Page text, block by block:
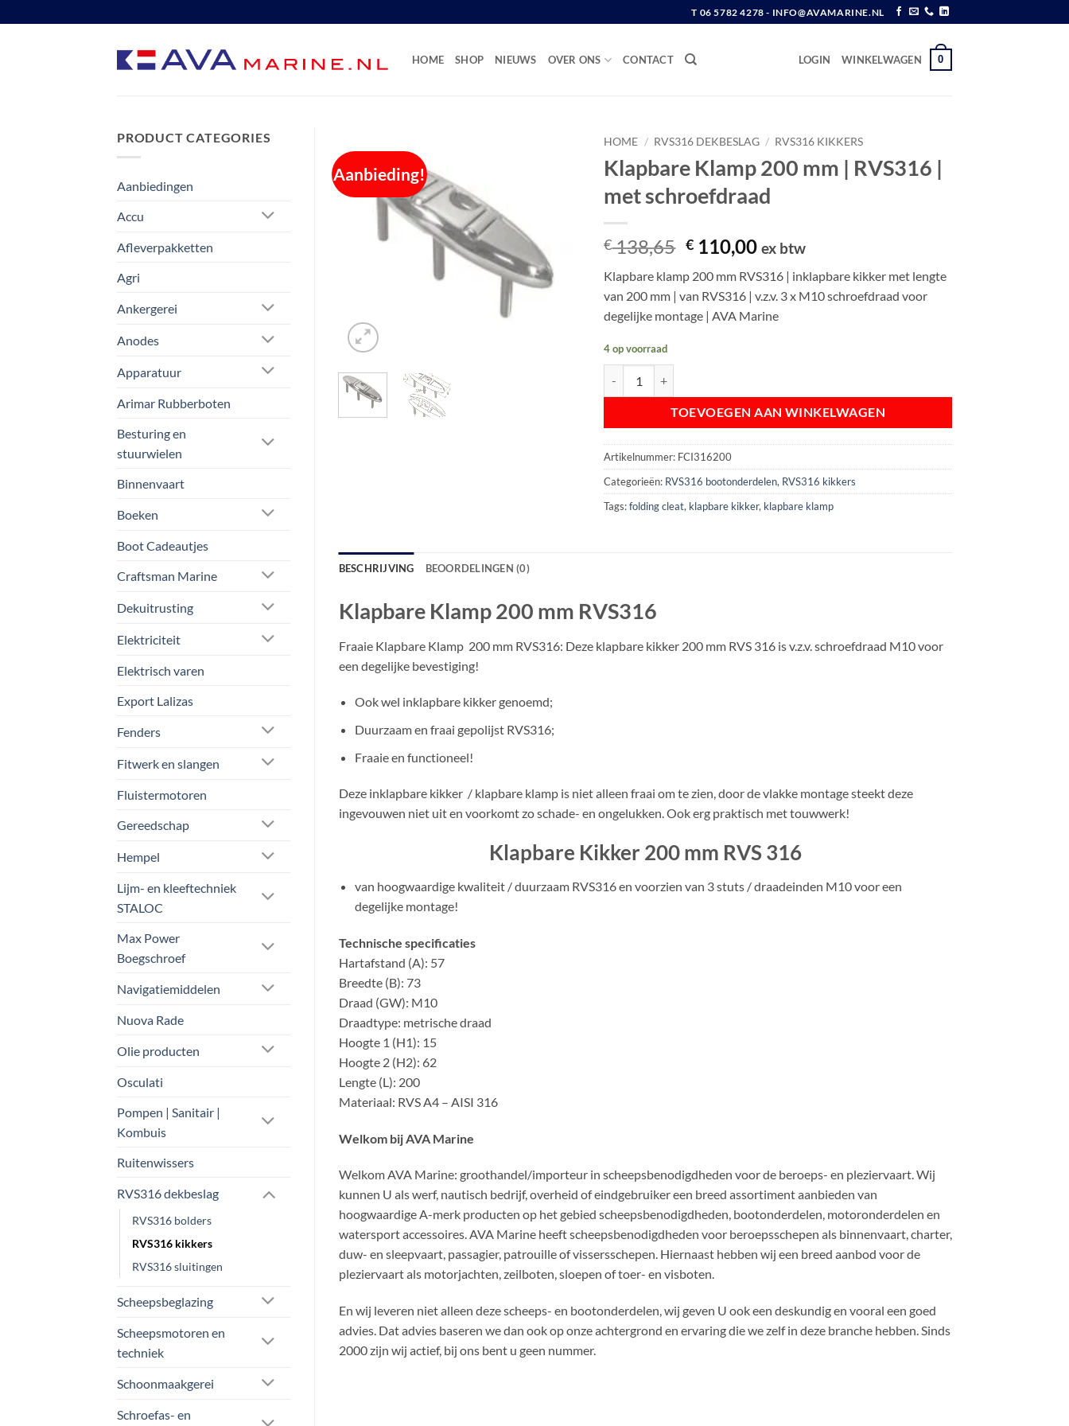
naar
T 06 5782 4278 - INFO@AVAMARINE.NL
HOME SHOP NIEUWS OVER ONS CONTACT LOGIN WINKELWAGEN 0
PRODUCT CATEGORIES
Aanbiedingen
Accu
Afleverpakketten
Agri
Ankergerei
Anodes
Apparatuur
Arimar Rubberboten
Besturing en
stuurwielen
Binnenvaart
Boeken
Boot Cadeautjes
Craftsman Marine
Dekuitrusting
Elektriciteit
Elektrisch varen
Export Lalizas
Fenders
Fitwerk en slangen
Fluistermotoren
Gereedschap
Hempel
Lijm- en kleeftechniek
STALOC
Max Power
Boegschroef
Navigatiemiddelen
Nuova Rade
Olie producten
Osculati
Pompen | Sanitair |
Kombuis
Ruitenwissers
RVS316 dekbeslag
RVS316 bolders
RVS316 kikkers
RVS316 sluitingen
Scheepsbeglazing
Scheepsmotoren en
techniek
Schoonmaakgerei
Schroefas- en
Aanbieding!
HOME / RVS316 DEKBESLAG / RVS316 KIKKERS
Klapbare Klamp 200 mm | RVS316 |
met schroefdraad
€138,65 Oorspronkelijke
was:
€ 138,65.
€110,00Huidige
is:
€ 110,00.
ex btw
Klapbare klamp 200 mm RVS316 | inklapbare kikker met lengte
van 200 mm | van RVS316 | v.z.v. 3 x M10 schroefdraad voor
degelijke montage | AVA Marine
4 op voorraad
TOEVOEGEN AAN WINKELWAGEN
Artikelnummer: FCI316200
Categorieën: RVS316 bootonderdelen, RVS316 kikkers
Tags:folding cleat, klapbare kikker, klapbare klamp
BESCHRIJVING BEOORDELINGEN (0)
Klapbare Klamp 200 mm RVS316
Fraaie Klapbare Klamp 200 mm RVS316: Deze klapbare kikker 200 mm RVS 316 is v.z.v. schroefdraad M10 voor
een degelijke bevestiging!
Ook wel inklapbare kikker genoemd;
Duurzaam en fraai gepolijst RVS316;
Fraaie en functioneel!
Deze inklapbare kikker / klapbare klamp is niet alleen fraai om te zien, door de vlakke montage steekt deze
ingevouwen niet uit en voorkomt zo schade- en ongelukken. Ook erg praktisch met touwwerk!
Klapbare Kikker 200 mm RVS 316
van hoogwaardige kwaliteit / duurzaam RVS316 en voorzien van 3 stuts / draadeinden M10 voor een
degelijke montage!
Technische specificaties
Hartafstand (A): 57
Breedte (B): 73
Draad (GW): M10
Draadtype: metrische draad
Hoogte 1 (H1): 15
Hoogte 2 (H2): 62
Lengte (L): 200
Materiaal: RVS A4 – AISI 316
Welkom bij AVA Marine
Welkom AVA Marine: groothandel/importeur in scheepsbenodigdheden voor de beroeps- en pleziervaart. Wij
kunnen U als werf, nautisch bedrijf, overheid of eindgebruiker een breed assortiment aanbieden van
hoogwaardige A-merk producten op het gebied scheepsbenodigdheden, bootonderdelen, motoronderdelen en
watersport accessoires. AVA Marine heeft scheepsbenodigdheden voor beroepsschepen als binnenvaart, charter,
duw- en sleepvaart, passagier, patrouille of vissersschepen. Hiernaast hebben wij een breed aanbod voor de
pleziervaart als motorjachten, zeilboten, sloepen of toer- en visboten.
En wij leveren niet alleen deze scheeps- en bootonderdelen, wij geven U ook een deskundig en vooral een goed
advies. Dat advies baseren we dan ook op onze achtergrond en ervaring die we zelf in deze branche hebben. Sinds
2000 zijn wij actief, bij ons bent u geen nummer.